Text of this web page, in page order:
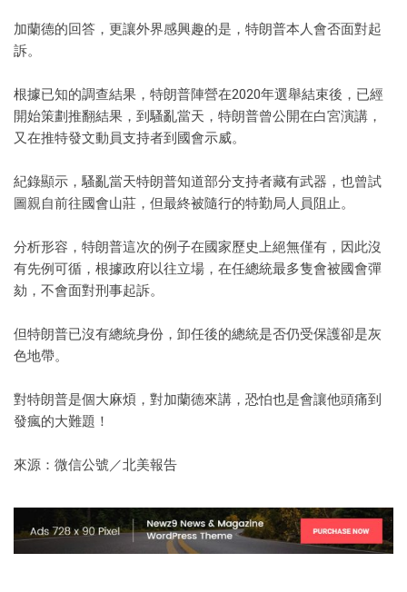
加蘭德的回答，更讓外界感興趣的是，特朗普本人會否面對起
訴。
根據已知的調查結果，特朗普陣營在2020年選舉結束後，已經
開始策劃推翻結果，到騷亂當天，特朗普曾公開在白宮演講，
又在推特發文動員支持者到國會示威。
紀錄顯示，騷亂當天特朗普知道部分支持者藏有武器，也曾試
圖親自前往國會山莊，但最終被隨行的特勤局人員阻止。
分析形容，特朗普這次的例子在國家歷史上絕無僅有，因此沒
有先例可循，根據政府以往立場，在任總統最多隻會被國會彈
劾，不會面對刑事起訴。
但特朗普已沒有總統身份，卸任後的總統是否仍受保護卻是灰
色地帶。
對特朗普是個大麻煩，對加蘭德來講，恐怕也是會讓他頭痛到
發瘋的大難題！
來源：微信公號／北美報告